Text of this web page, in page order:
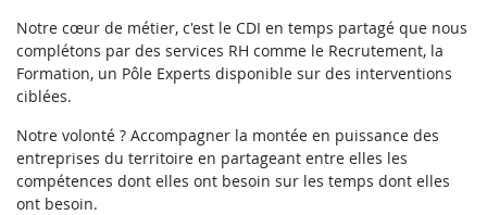
Notre cœur de métier, c'est le CDI en temps partagé que nous
complétons par des services RH comme le Recrutement, la
Formation, un Pôle Experts disponible sur des interventions
ciblées.
Notre volonté ? Accompagner la montée en puissance des
entreprises du territoire en partageant entre elles les
compétences dont elles ont besoin sur les temps dont elles
ont besoin.